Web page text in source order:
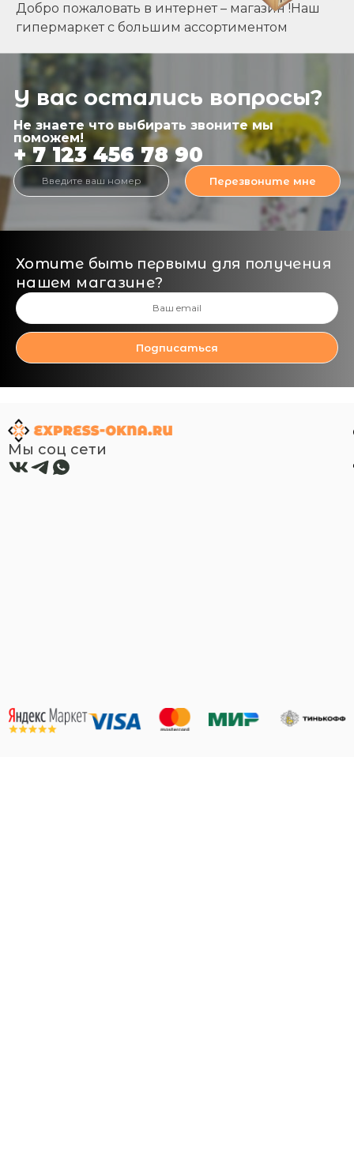
Добро пожаловать в интернет – магазин !Наш
гипермаркет с большим ассортиментом
У вас остались вопросы?
Не знаете что выбирать звоните мы
поможем!
+ 7 123 456 78 90
Перезвоните мне
Хотите быть первыми для получения
нашем магазине?
Подписаться
Мы соц сети